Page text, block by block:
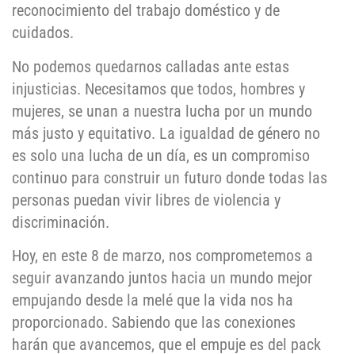
reconocimiento del trabajo doméstico y de
cuidados.
No podemos quedarnos calladas ante estas
injusticias. Necesitamos que todos, hombres y
mujeres, se unan a nuestra lucha por un mundo
más justo y equitativo. La igualdad de género no
es solo una lucha de un día, es un compromiso
continuo para construir un futuro donde todas las
personas puedan vivir libres de violencia y
discriminación.
Hoy, en este 8 de marzo, nos comprometemos a
seguir avanzando juntos hacia un mundo mejor
empujando desde la melé que la vida nos ha
proporcionado. Sabiendo que las conexiones
harán que avancemos, que el empuje es del pack